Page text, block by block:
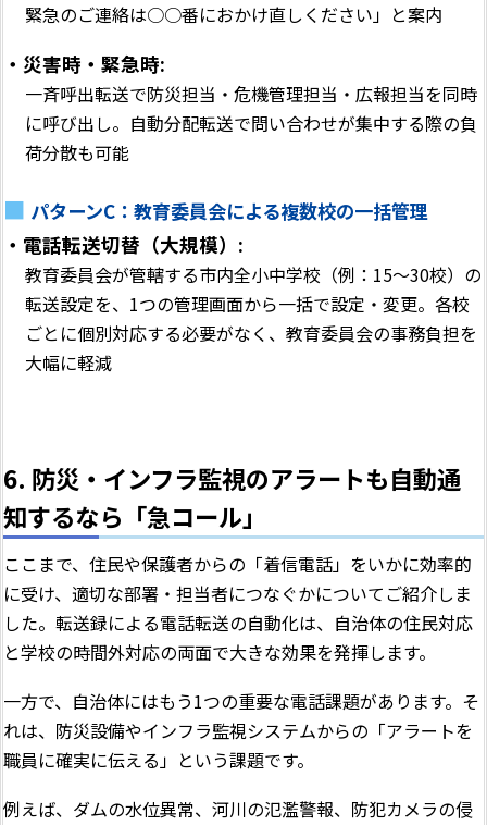
緊急のご連絡は○○番におかけ直しください」と案内
・災害時・緊急時:
一斉呼出転送で防災担当・危機管理担当・広報担当を同時
に呼び出し。自動分配転送で問い合わせが集中する際の負
荷分散も可能
パターンC：教育委員会による複数校の一括管理
・電話転送切替（大規模）:
教育委員会が管轄する市内全小中学校（例：15〜30校）の
転送設定を、1つの管理画面から一括で設定・変更。各校
ごとに個別対応する必要がなく、教育委員会の事務負担を
大幅に軽減
6. 防災・インフラ監視のアラートも自動通
知するなら「急コール」
ここまで、住民や保護者からの「着信電話」をいかに効率的
に受け、適切な部署・担当者につなぐかについてご紹介しま
した。転送録による電話転送の自動化は、自治体の住民対応
と学校の時間外対応の両面で大きな効果を発揮します。
一方で、自治体にはもう1つの重要な電話課題があります。そ
れは、防災設備やインフラ監視システムからの「アラートを
職員に確実に伝える」という課題です。
例えば、ダムの水位異常、河川の氾濫警報、防犯カメラの侵